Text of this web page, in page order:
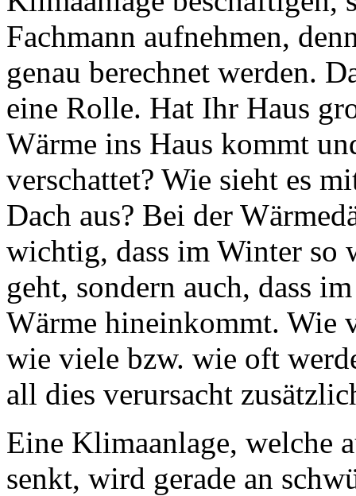
Fachmann aufnehmen,
genau berechnet werden.
eine Rolle. Hat Ihr Haus
Wärme ins Haus kommt
verschattet? Wie sieht es
Dach aus? Bei der
wichtig, dass im Winter so
geht, sondern auch, dass
Wärme hineinkommt. Wie
wie viele bzw. wie oft
all dies verursacht
Eine Klimaanlage, welche
senkt, wird gerade an